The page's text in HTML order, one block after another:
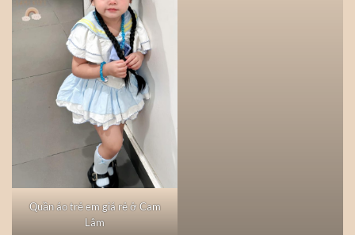
Quần áo trẻ em giá rẻ ở Cam
Lâm